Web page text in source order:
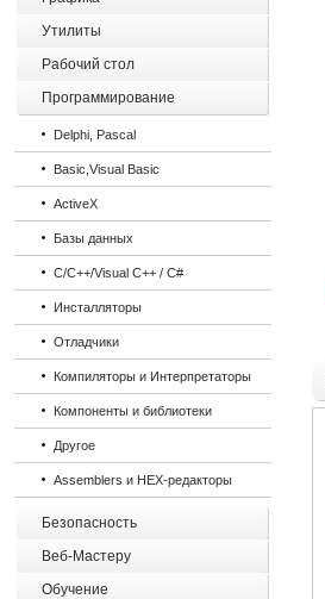
Утилиты
Рабочий стол
Программирование
Delphi, Pascal
Basic,Visual Basic
ActiveX
Базы данных
C/C++/Visual C++ / C#
Инсталляторы
Отладчики
Компиляторы и Интерпретаторы
Компоненты и библиотеки
Другое
Assemblers и HEX-редакторы
Безопасность
Веб-Мастеру
Обучение